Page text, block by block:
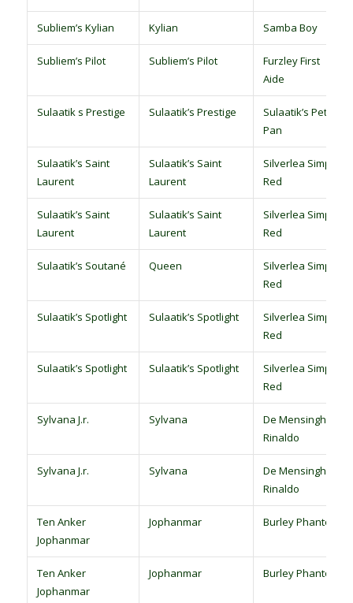
Subliem’s Kylian Kylian Samba Boy
Subliem’s Pilot Subliem’s Pilot
Furzley First
Aide
Sulaatik s Prestige Sulaatik’s Prestige
Sulaatik’s Peter
Pan
Sulaatik’s Saint
Laurent
Sulaatik’s Saint
Laurent
Silverlea Simply
Red
Sulaatik’s Saint
Laurent
Sulaatik’s Saint
Laurent
Silverlea Simply
Red
Sulaatik’s Soutané Queen
Silverlea Simply
Red
Sulaatik’s Spotlight Sulaatik’s Spotlight
Silverlea Simply
Red
Sulaatik’s Spotlight Sulaatik’s Spotlight
Silverlea Simply
Red
Sylvana J.r. Sylvana
De Mensinghe’s
Rinaldo
Sylvana J.r. Sylvana
De Mensinghe’s
Rinaldo
Ten Anker
Jophanmar
Jophanmar Burley Phantom
Ten Anker
Jophanmar
Jophanmar Burley Phantom